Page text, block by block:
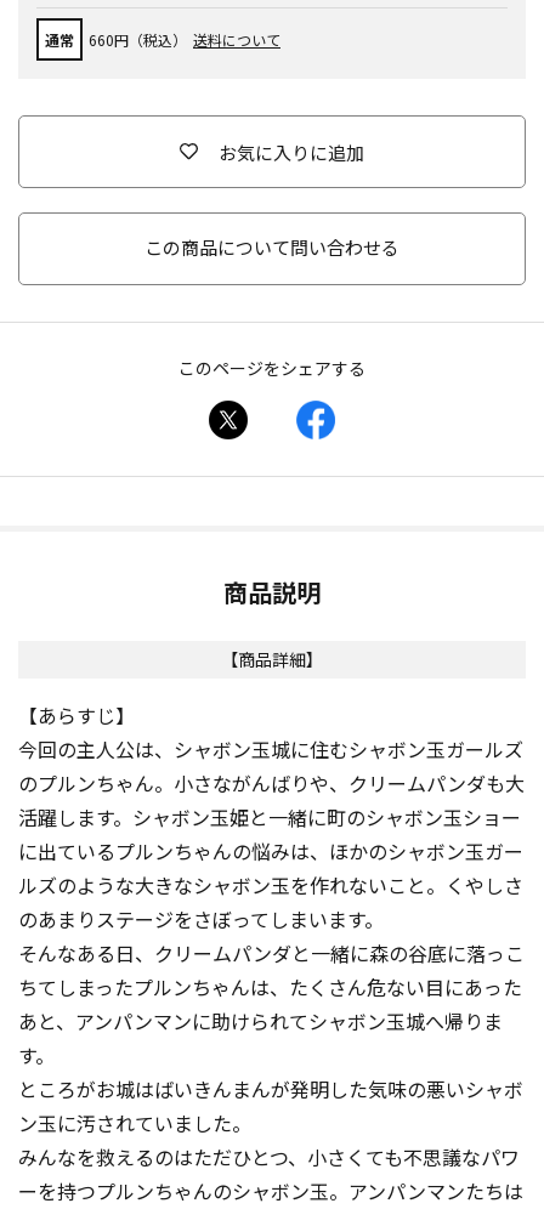
通常 660円（税込） 送料について
お気に入りに追加
この商品について問い合わせる
このページをシェアする
商品説明
【商品詳細】
【あらすじ】
今回の主人公は、シャボン玉城に住むシャボン玉ガールズ
のプルンちゃん。小さながんばりや、クリームパンダも大
活躍します。シャボン玉姫と一緒に町のシャボン玉ショー
に出ているプルンちゃんの悩みは、ほかのシャボン玉ガー
ルズのような大きなシャボン玉を作れないこと。くやしさ
のあまりステージをさぼってしまいます。
そんなある日、クリームパンダと一緒に森の谷底に落っこ
ちてしまったプルンちゃんは、たくさん危ない目にあった
あと、アンパンマンに助けられてシャボン玉城へ帰りま
す。
ところがお城はばいきんまんが発明した気味の悪いシャボ
ン玉に汚されていました。
みんなを救えるのはただひとつ、小さくても不思議なパワ
ーを持つプルンちゃんのシャボン玉。アンパンマンたちは